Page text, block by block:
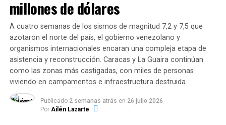
El informe afirma queRusia atacaría desde su propio
El clip de dos minutos publicado en Twitter usó gráficos
y mapas para mostrar el“eje de avance” de las tropas
de Putin y las bases militares desde donde se podría
lanzar una invasión.
millones de dólares
A cuatro semanas de los sismos de magnitud 7,2 y 7,5 que
azotaron el norte del país, el gobierno venezolano y
organismos internacionales encaran una compleja etapa de
asistencia y reconstrucción. Caracas y La Guaira continúan
como las zonas más castigadas, con miles de personas
viviendo en campamentos e infraestructura destruida.
Publicado 2 semanas atrás en 26 julio 2026
Por Ailén Lazarte